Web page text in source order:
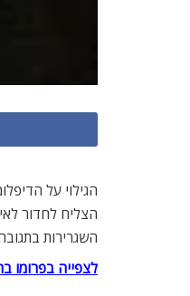
הצליח לחדור
השגרירות
לצפייה בפרומו